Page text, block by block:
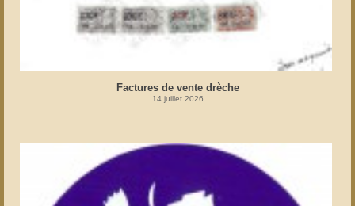
Factures de vente drèche
14 juillet 2026